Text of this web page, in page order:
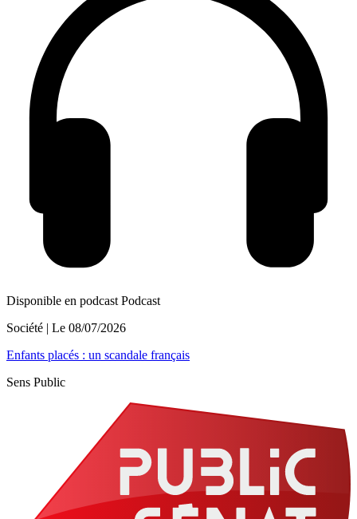
Disponible en podcast Podcast
Société | Le 08/07/2026
Enfants placés : un scandale français
Sens Public